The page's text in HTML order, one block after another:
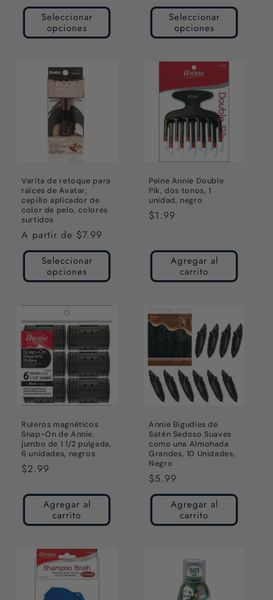
Seleccionar
opciones
habitual
Seleccionar
opciones
Varita de retoque para
raíces de Avatar,
cepillo aplicador de
color de pelo, colores
surtidos
Precio
habitual
A partir de $7.99
Seleccionar
opciones
Peine Annie Double
Pik, dos tonos, 1
unidad, negro
Precio
$1.99
Agregar al
carrito
Ruleros magnéticos
Snap-On de Annie,
jumbo de 1 1/2 pulgada,
6 unidades, negros
Precio
$2.99
Agregar al
carrito
Annie Bigudíes de
Satén Sedoso Suaves
como una Almohada
Grandes, 10 Unidades,
Negro
Precio
habitual
$5.99
Agregar al
carrito